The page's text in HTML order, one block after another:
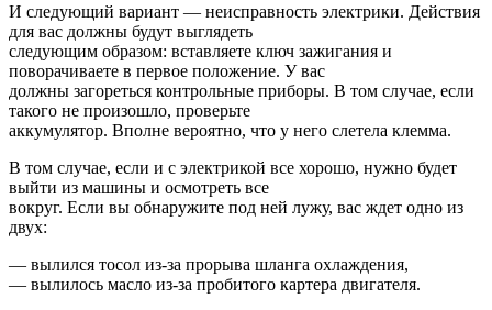
И следующий вариант — неисправность электрики. Действия
для вас должны будут выглядеть
следующим образом: вставляете ключ зажигания и
поворачиваете в первое положение. У вас
должны загореться контрольные приборы. В том случае, если
такого не произошло, проверьте
аккумулятор. Вполне вероятно, что у него слетела клемма.
В том случае, если и с электрикой все хорошо, нужно будет
выйти из машины и осмотреть все
вокруг. Если вы обнаружите под ней лужу, вас ждет одно из
двух:
— вылился тосол из-за прорыва шланга охлаждения,
— вылилось масло из-за пробитого картера двигателя.